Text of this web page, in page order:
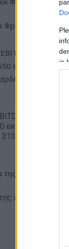
in
Φρίμαν ο Βίκος
στο α'
εκατ. ευρώ
εκατ.
νέας σεζόν